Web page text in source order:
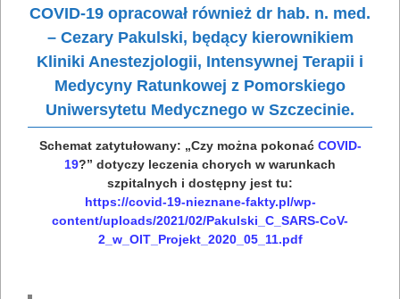
COVID-19 opracował również dr hab. n. med.
– Cezary Pakulski, będący kierownikiem
Kliniki Anestezjologii, Intensywnej Terapii i
Medycyny Ratunkowej z Pomorskiego
Uniwersytetu Medycznego w Szczecinie.
Schemat zatytułowany: „Czy można pokonać COVID-
19?” dotyczy leczenia chorych w warunkach
szpitalnych i dostępny jest tu:
https://covid-19-nieznane-fakty.pl/wp-
content/uploads/2021/02/Pakulski_C_SARS-CoV-
2_w_OIT_Projekt_2020_05_11.pdf